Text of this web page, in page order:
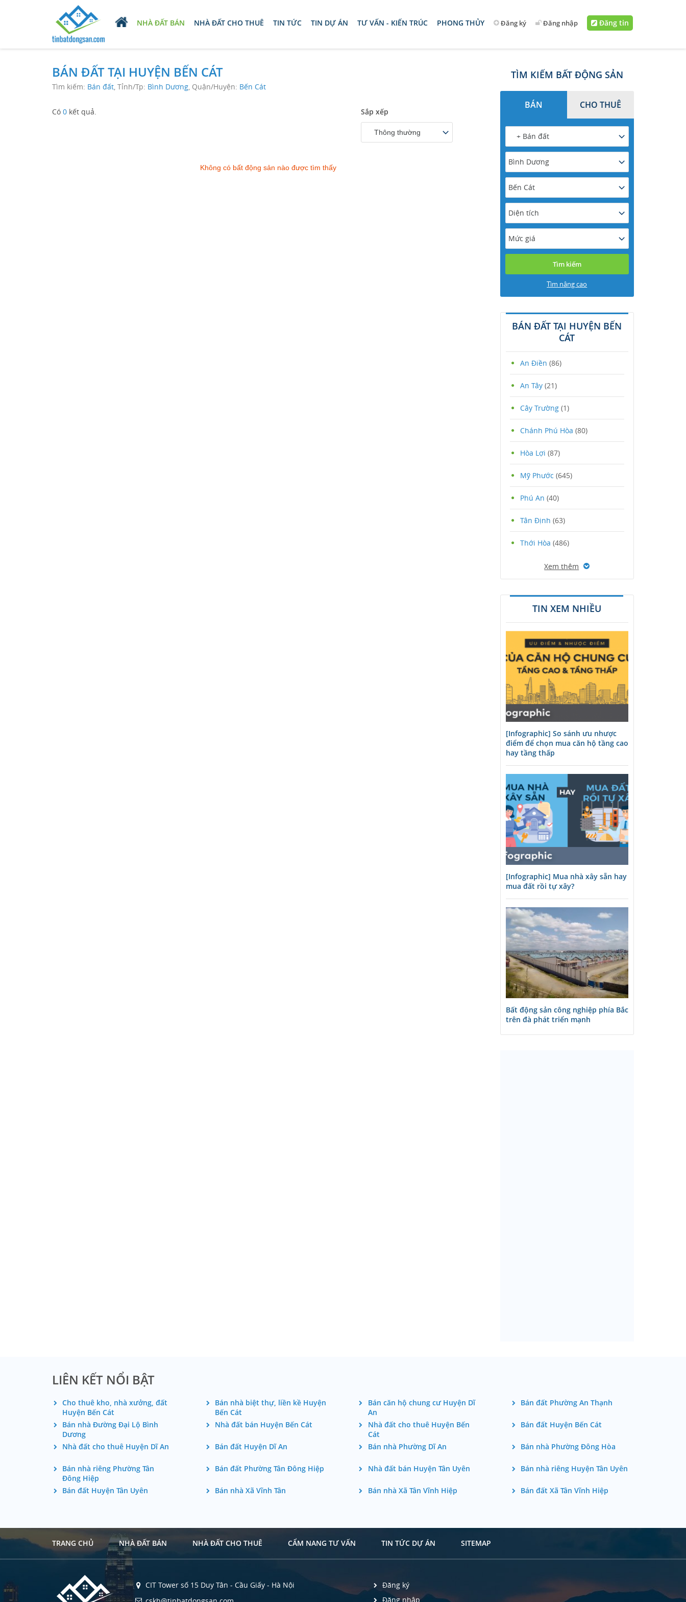
NHÀ ĐẤT BÁN NHÀ ĐẤT CHO THUÊ TIN TỨC TIN DỰ ÁN TƯ VẤN - KIẾN TRÚC PHONG THỦY Đăng ký Đăng nhập Đăng tin
BÁN ĐẤT TẠI HUYỆN BẾN CÁT
Tìm kiếm: Bán đất, Tỉnh/Tp: Bình Dương, Quận/Huyện: Bến Cát
Có 0 kết quả. Sắp xếp
Thông thường
Không có bất động sản nào được tìm thấy
TÌM KIẾM BẤT ĐỘNG SẢN
BÁN CHO THUÊ
+ Bán đất
Bình Dương
Bến Cát
Diện tích
Mức giá
Tìm nâng cao
BÁN ĐẤT TẠI HUYỆN BẾN
CÁT
An Điền (86)
An Tây (21)
Cây Trường (1)
Chánh Phú Hòa (80)
Hòa Lợi (87)
Mỹ Phước (645)
Phú An (40)
Tân Định (63)
Thới Hòa (486)
Xem thêm
TIN XEM NHIỀU
[Infographic] So sánh ưu nhược
điểm để chọn mua căn hộ tầng cao
hay tầng thấp
[Infographic] Mua nhà xây sẵn hay
mua đất rồi tự xây?
Bất động sản công nghiệp phía Bắc
trên đà phát triển mạnh
LIÊN KẾT NỔI BẬT
Cho thuê kho, nhà xưởng, đất
Huyện Bến Cát
Bán nhà biệt thự, liền kề Huyện
Bến Cát
Bán căn hộ chung cư Huyện Dĩ
An
Bán đất Phường An Thạnh
Bán nhà Đường Đại Lộ Bình
Dương
Nhà đất bán Huyện Bến Cát
Nhà đất cho thuê Huyện Bến
Cát
Bán đất Huyện Bến Cát
Nhà đất cho thuê Huyện Dĩ An Bán đất Huyện Dĩ An Bán nhà Phường Dĩ An Bán nhà Phường Đông Hòa
Bán nhà riêng Phường Tân
Đông Hiệp
Bán đất Phường Tân Đông Hiệp Nhà đất bán Huyện Tân Uyên Bán nhà riêng Huyện Tân Uyên
Bán đất Huyện Tân Uyên Bán nhà Xã Vĩnh Tân Bán nhà Xã Tân Vĩnh Hiệp Bán đất Xã Tân Vĩnh Hiệp
TRANG CHỦ NHÀ ĐẤT BÁN NHÀ ĐẤT CHO THUÊ CẨM NANG TƯ VẤN TIN TỨC DỰ ÁN SITEMAP
CIT Tower số 15 Duy Tân - Cầu Giấy - Hà Nội
Đăng ký
Đăng nhập